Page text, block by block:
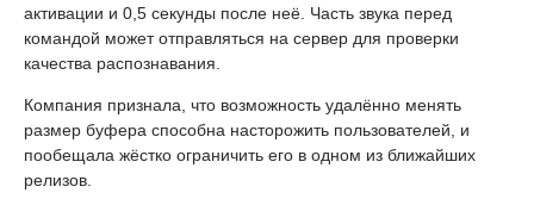
активации и 0,5 секунды после неё. Часть звука перед
командой может отправляться на сервер для проверки
качества распознавания.
Компания признала, что возможность удалённо менять
размер буфера способна насторожить пользователей, и
пообещала жёстко ограничить его в одном из ближайших
релизов.